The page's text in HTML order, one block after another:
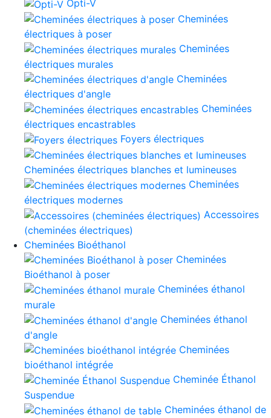
Opti-V
Cheminées
électriques à poser
Cheminées
électriques murales
Cheminées
électriques d'angle
Cheminées
électriques encastrables
Foyers électriques
Cheminées électriques blanches et lumineuses
Cheminées
électriques modernes
Accessoires
(cheminées électriques)
Cheminées Bioéthanol
Cheminées
Bioéthanol à poser
Cheminées éthanol
murale
Cheminées éthanol
d'angle
Cheminées
bioéthanol intégrée
Cheminée Éthanol
Suspendue
Cheminées éthanol de